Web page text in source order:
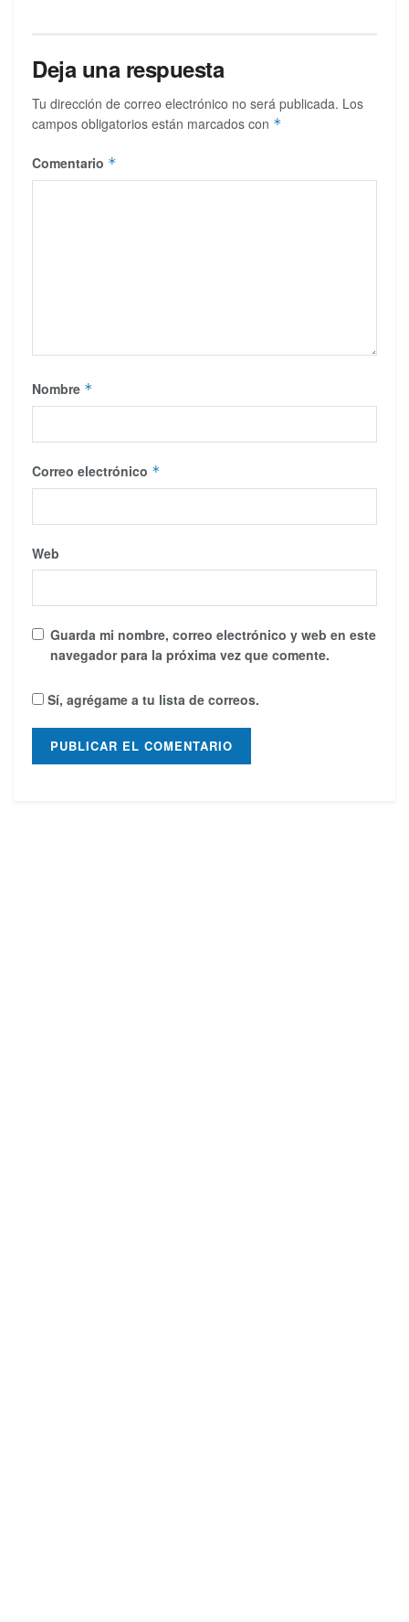
Deja una respuesta
Tu dirección de correo electrónico no será publicada. Los
campos obligatorios están marcados con *
Comentario *
Nombre *
Correo electrónico *
Web
Guarda mi nombre, correo electrónico y web en este
navegador para la próxima vez que comente.
Sí, agrégame a tu lista de correos.